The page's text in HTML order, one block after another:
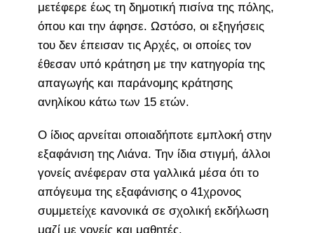
μετέφερε έως τη δημοτική πισίνα της πόλης,
όπου και την άφησε. Ωστόσο, οι εξηγήσεις
του δεν έπεισαν τις Αρχές, οι οποίες τον
έθεσαν υπό κράτηση με την κατηγορία της
απαγωγής και παράνομης κράτησης
ανηλίκου κάτω των 15 ετών.
Ο ίδιος αρνείται οποιαδήποτε εμπλοκή στην
εξαφάνιση της Λιάνα. Την ίδια στιγμή, άλλοι
γονείς ανέφεραν στα γαλλικά μέσα ότι το
απόγευμα της εξαφάνισης ο 41χρονος
συμμετείχε κανονικά σε σχολική εκδήλωση
μαζί με γονείς και μαθητές.